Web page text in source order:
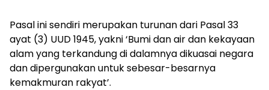
Pasal ini sendiri merupakan turunan dari Pasal 33
ayat (3) UUD 1945, yakni ‘Bumi dan air dan kekayaan
alam yang terkandung di dalamnya dikuasai negara
dan dipergunakan untuk sebesar-besarnya
kemakmuran rakyat’.